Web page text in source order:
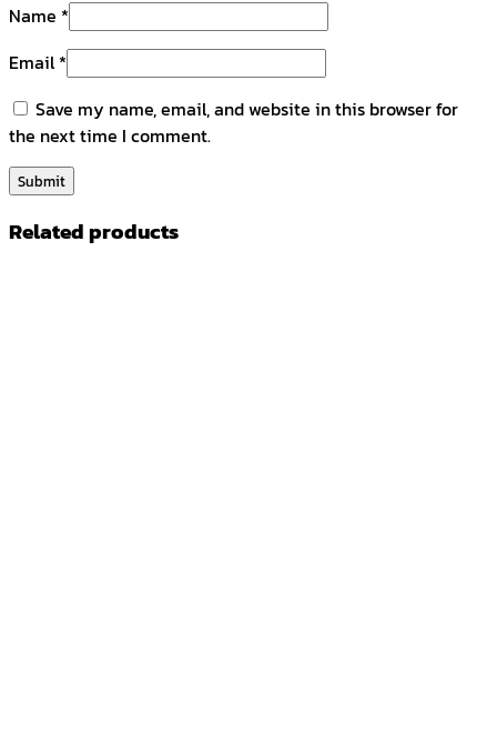
Name *
Email*
Save my name, email, and website in this browser for
the next time I comment.
Related products